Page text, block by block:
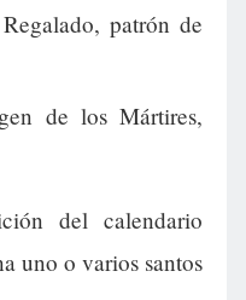
patrón de
de los Mártires,
del calendario
uno o varios santos